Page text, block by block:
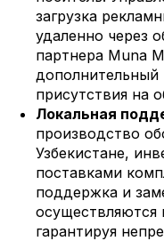
загрузка
удаленно через
партнера Muna
дополнительный
присутствия на
Локальная
производство
Узбекистане,
поставками
поддержка и
осуществляются
гарантируя